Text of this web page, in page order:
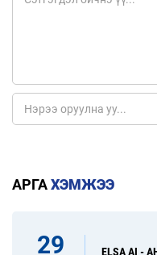
АРГАХЭМЖЭЭ
29 ELSA AI -